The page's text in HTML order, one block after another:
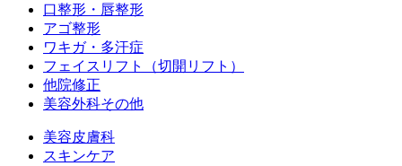
口整形・唇整形
アゴ整形
ワキガ・多汗症
フェイスリフト（切開リフト）
他院修正
美容外科その他
美容皮膚科
スキンケア